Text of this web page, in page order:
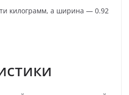
килограмм, а ширина — 0.92